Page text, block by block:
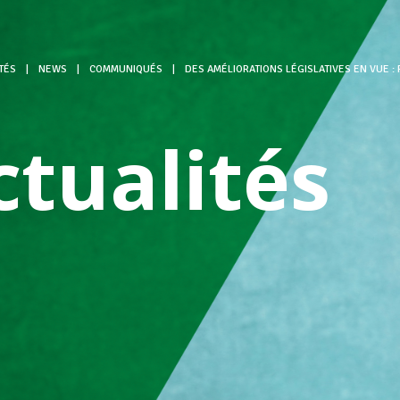
NEWS COMMUNIQUÉS DES AMÉLIORATIONS LÉGISLATIVES EN VUE